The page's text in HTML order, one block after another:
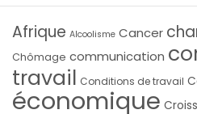
Afrique Alcoolisme Cancer
Chômage communication
travail Conditions de travail
économique